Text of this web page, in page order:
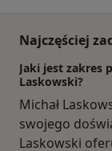
Najczęściej
Jaki jest zakres
Laskowski?
Michał
swojego
Laskowski